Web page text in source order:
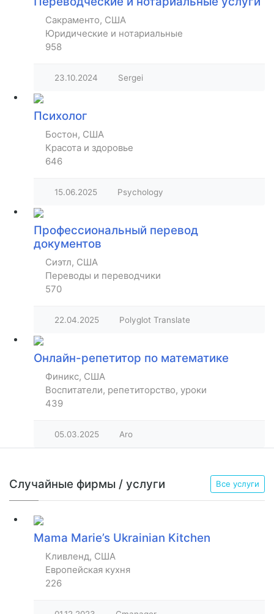
Сакраменто, США
Юридические и нотариальные
958
23.10.2024 Sergei
Психолог
Бостон, США
Красота и здоровье
646
15.06.2025 Psychology
Профессиональный перевод
документов
Сиэтл, США
Переводы и переводчики
570
22.04.2025 Polyglot Translate
Онлайн-репетитор по математике
Финикс, США
Воспитатели, репетиторство, уроки
439
05.03.2025 Aro
Случайные фирмы / услуги Все услуги
Mama Marie’s Ukrainian Kitchen
Кливленд, США
Европейская кухня
226